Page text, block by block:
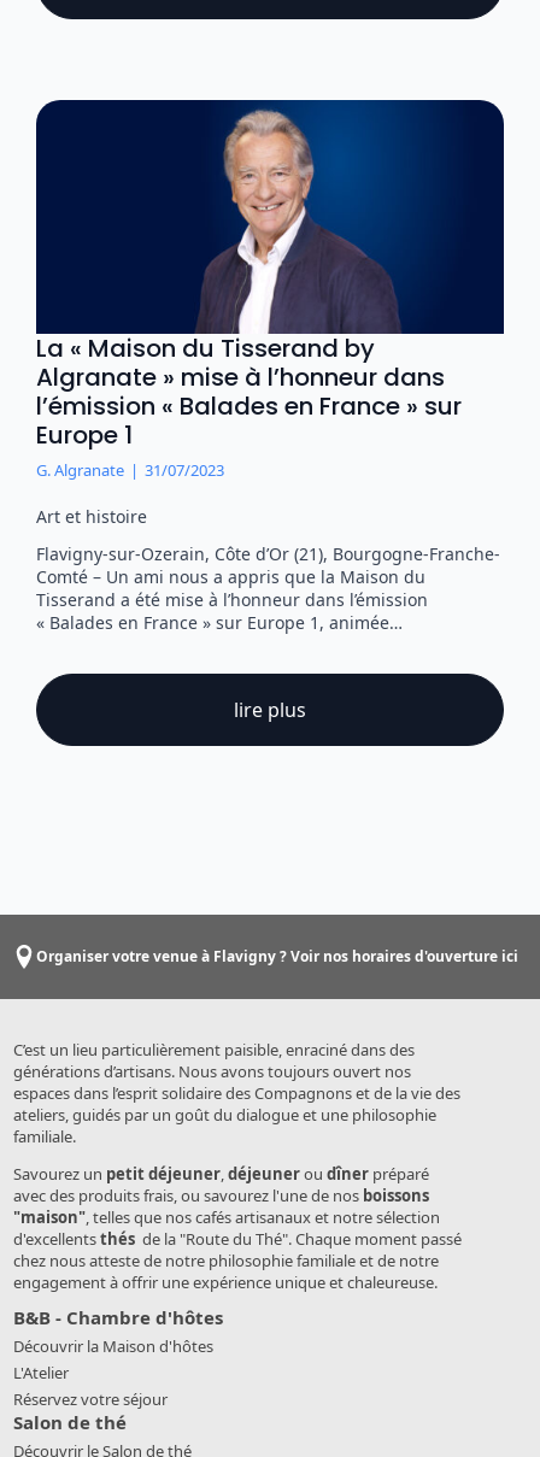
La « Maison du Tisserand by
Algranate » mise à l’honneur dans
l’émission « Balades en France » sur
Europe 1
G. Algranate 31/07/2023
Art et histoire
Flavigny-sur-Ozerain, Côte d’Or (21), Bourgogne-Franche-
Comté – Un ami nous a appris que la Maison du
Tisserand a été mise à l’honneur dans l’émission
« Balades en France » sur Europe 1, animée…
lire plus
Organiser votre venue à Flavigny ? Voir nos horaires d'ouverture ici
C’est un lieu particulièrement paisible, enraciné dans des
générations d’artisans. Nous avons toujours ouvert nos
espaces dans l’esprit solidaire des Compagnons et de la vie des
ateliers, guidés par un goût du dialogue et une philosophie
familiale.
Savourez un petit déjeuner,déjeunerou dîner préparé
avec des produits frais, ou savourez l'une de nos boissons
"maison", telles que nos cafés artisanaux et notre sélection
d'excellentsthés de la "Route du Thé". Chaque moment passé
chez nous atteste de notre philosophie familiale et de notre
engagement à offrir une expérience unique et chaleureuse.
B&B - Chambre d'hôtes
Découvrir la Maison d'hôtes
L'Atelier
Réservez votre séjour
Salon de thé
Découvrir le Salon de thé